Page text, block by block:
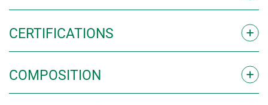
CER­TI­FI­CA­TIONS
COM­PO­SI­TION